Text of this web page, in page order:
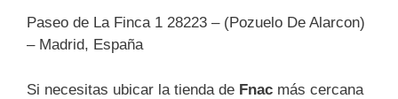
Paseo de La Finca 1 28223 – (Pozuelo De Alarcon)
– Madrid, España
Si necesitas ubicar la tienda de Fnac más cercana